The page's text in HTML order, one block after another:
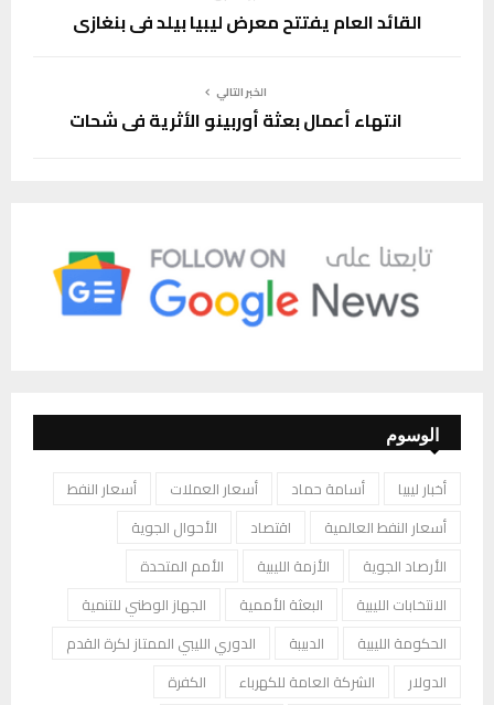
القائد العام يفتتح معرض ليبيا بيلد في بنغازي
الخبر التالي
انتهاء أعمال بعثة أوربينو الأثرية في شحات
الوسوم
أخبار ليبيا أسامة حماد أسعار العملات
أسعار النفط
أسعار النفط العالمية
اقتصاد
الأحوال الجوية
الأرصاد الجوية
الأزمة الليبية
الأمم المتحدة
الانتخابات الليبية
البعثة الأممية
الجهاز الوطني للتنمية
الحكومة الليبية
الدبيبة
الدوري الليبي الممتاز لكرة القدم
الدولار
الشركة العامة للكهرباء
الكفرة